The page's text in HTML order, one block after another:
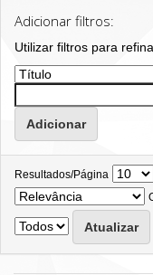
Adicionar filtros:
Utilizar filtros para
Resultados/Página